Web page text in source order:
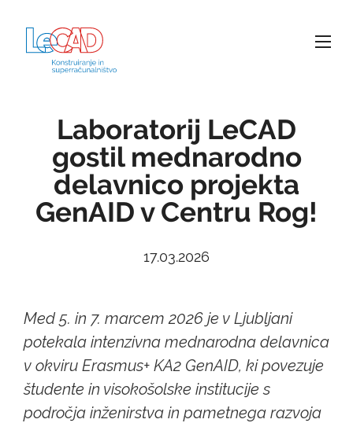
Laboratorij LeCAD
gostil mednarodno
delavnico projekta
GenAID v Centru Rog!
17.03.2026
Med 5. in 7. marcem 2026 je v Ljubljani
potekala intenzivna mednarodna delavnica
v okviru Erasmus+ KA2 GenAID, ki povezuje
študente in visokošolske institucije s
področja inženirstva in pametnega razvoja